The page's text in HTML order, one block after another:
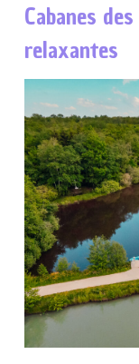
Cabanes
relaxantes